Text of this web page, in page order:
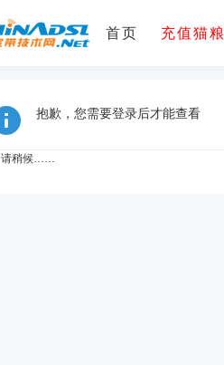
首页 充值猫粮
抱歉，您需要登录后才能查看
请稍候……